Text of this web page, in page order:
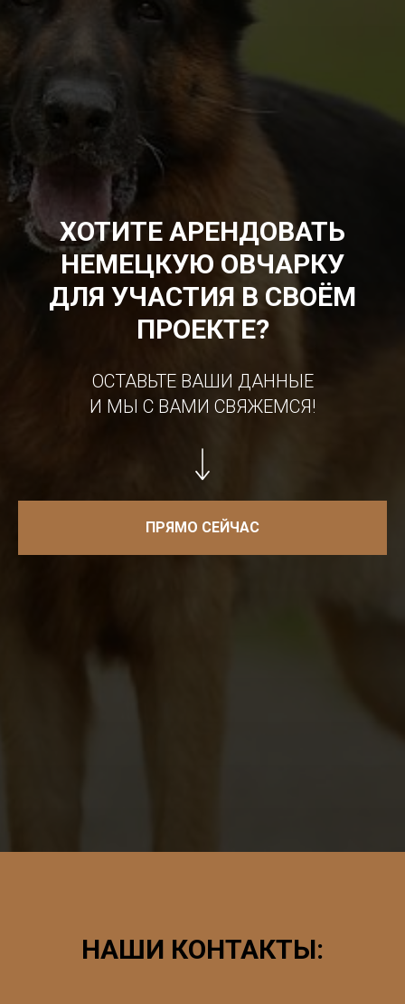
ХОТИТЕ АРЕНДОВАТЬ
НЕМЕЦКУЮ ОВЧАРКУ
ДЛЯ УЧАСТИЯ В СВОЁМ
ПРОЕКТЕ?
ОСТАВЬТЕ ВАШИ ДАННЫЕ
И МЫ С ВАМИ СВЯЖЕМСЯ!
ПРЯМО СЕЙЧАС
НАШИ КОНТАКТЫ: